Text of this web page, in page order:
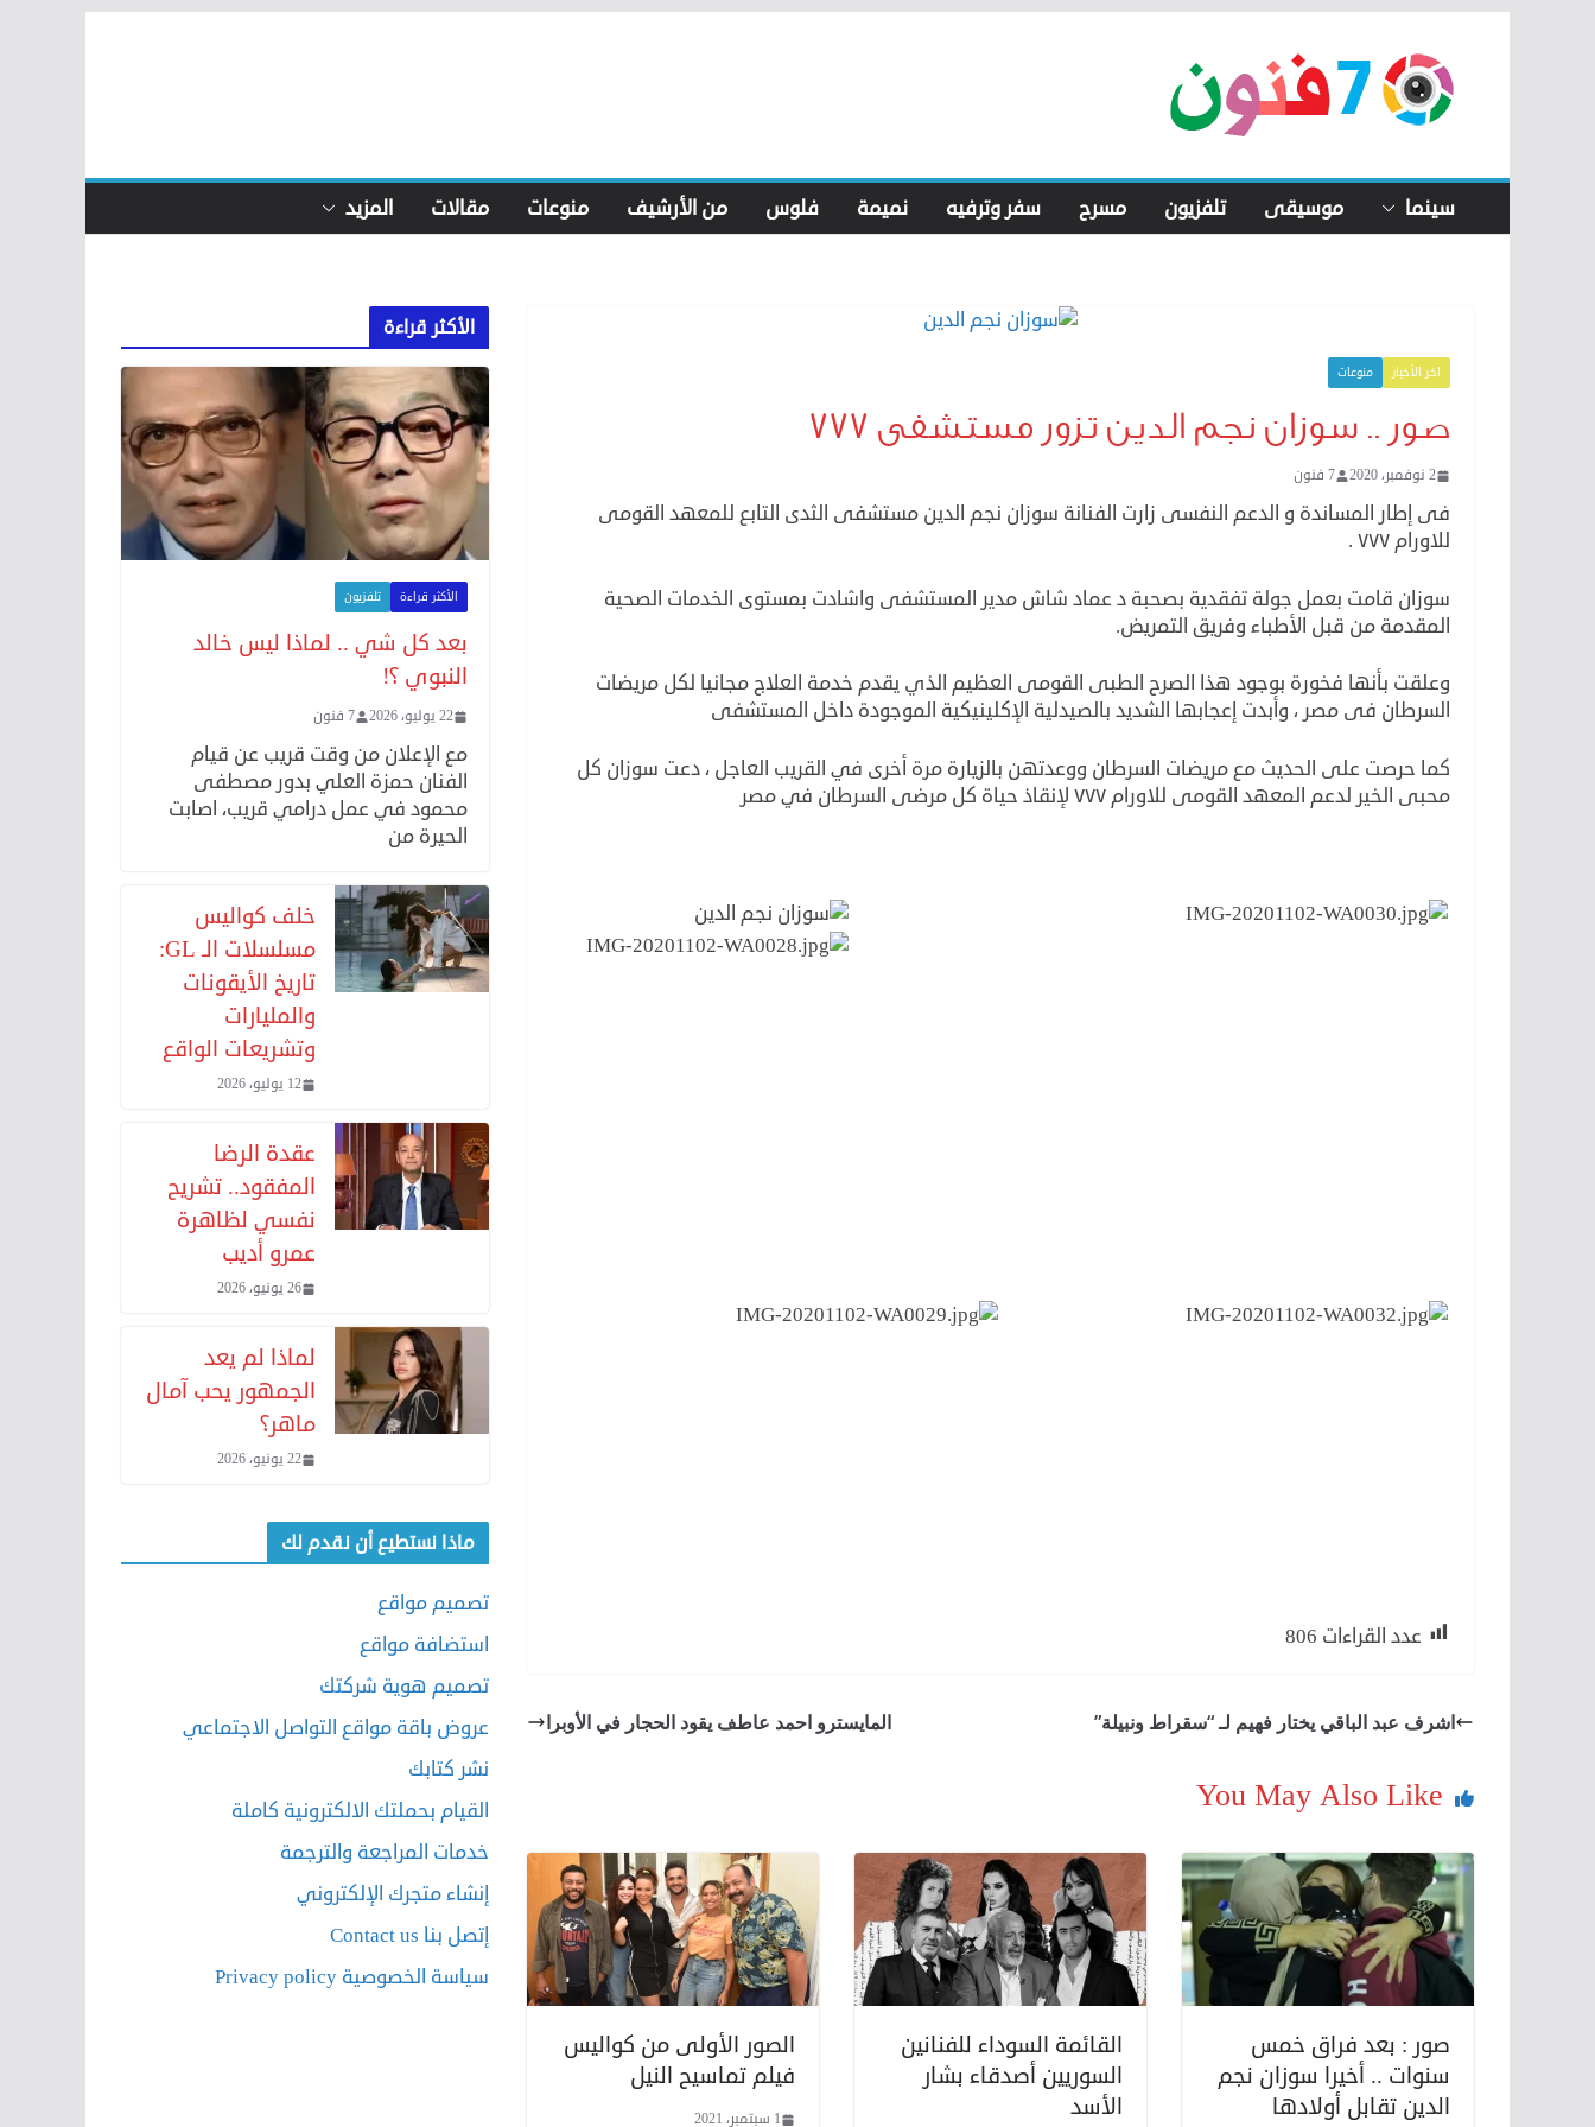
content
سينما موسيقى تلفزيون مسرح سفر وترفيه نميمة فلوس من الأرشيف منوعات مقالات المزيد
اخر الأخبار منوعات
صور .. سوزان نجم الدين تزور مستشفى 777
2 نوفمبر، 2020 7 فنون
فى إطار المساندة و الدعم النفسى زارت الفنانة سوزان نجم الدين مستشفى الثدى التابع للمعهد القومى
للاورام ٧٧٧ .
سوزان قامت بعمل جولة تفقدية بصحبة د عماد شاش مدير المستشفى واشادت بمستوى الخدمات الصحية
المقدمة من قبل الأطباء وفريق التمريض.
وعلقت بأنها فخورة بوجود هذا الصرح الطبى القومى العظيم الذي يقدم خدمة العلاج مجانيا لكل مريضات
السرطان فى مصر ، وأبدت إعجابها الشديد بالصيدلية الإكلينيكية الموجودة داخل المستشفى
كما حرصت على الحديث مع مريضات السرطان ووعدتهن بالزيارة مرة أخرى في القريب العاجل ، دعت سوزان كل
محبى الخير لدعم المعهد القومى للاورام ٧٧٧ لإنقاذ حياة كل مرضى السرطان في مصر
عدد القراءات 806
اشرف عبد الباقي يختار فهيم لـ “سقراط ونبيلة” المايسترو احمد عاطف يقود الحجار في الأوبرا
You May Also Like
صور : بعد فراق خمس
سنوات .. أخيرا سوزان نجم
الدين تقابل أولادها
القائمة السوداء للفنانين
السوريين أصدقاء بشار
الأسد
الصور الأولى من كواليس
فيلم تماسيح النيل
1 سبتمبر، 2021
الأكثر قراءة
الأكثر قراءة تلفزيون
بعد كل شي .. لماذا ليس خالد
النبوي ؟!
22 يوليو، 2026 7 فنون
مع الإعلان من وقت قريب عن قيام
الفنان حمزة العلي بدور مصطفى
محمود في عمل درامي قريب، اصابت
الحيرة من
خلف كواليس
مسلسلات الـ GL:
تاريخ الأيقونات
والمليارات
وتشريعات الواقع
12 يوليو، 2026
عقدة الرضا
المفقود.. تشريح
نفسي لظاهرة
عمرو أديب
26 يونيو، 2026
لماذا لم يعد
الجمهور يحب آمال
ماهر؟
22 يونيو، 2026
ماذا نستطيع أن نقدم لك
تصميم مواقع
استضافة مواقع
تصميم هوية شركتك
عروض باقة مواقع التواصل الاجتماعي
نشر كتابك
القيام بحملتك الالكترونية كاملة
خدمات المراجعة والترجمة
إنشاء متجرك الإلكتروني
إتصل بنا Contact us
سياسة الخصوصية Privacy policy